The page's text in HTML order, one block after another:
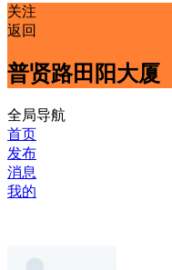
关注
返回
普贤路田阳大厦
全局导航
首页
发布
消息
我的